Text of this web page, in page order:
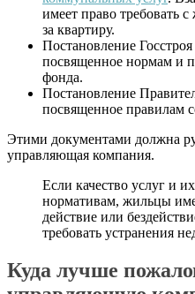
имеет право требовать
за квартиру.
Постановление
посвященное нормам и
фонда.
Постановление
посвященное правилам
Этими документами должна
управляющая компания.
Если качество услуг и
нормативам, жильцы
действие или
требовать устранения
Куда лучше